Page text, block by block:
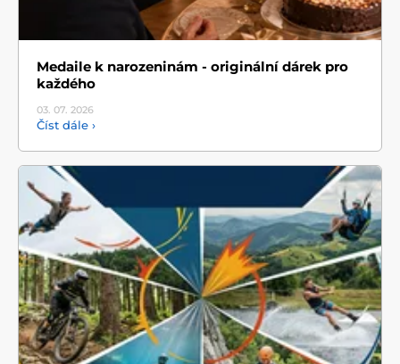
Medaile k narozeninám - originální dárek pro
každého
03. 07. 2026
Číst dále ›